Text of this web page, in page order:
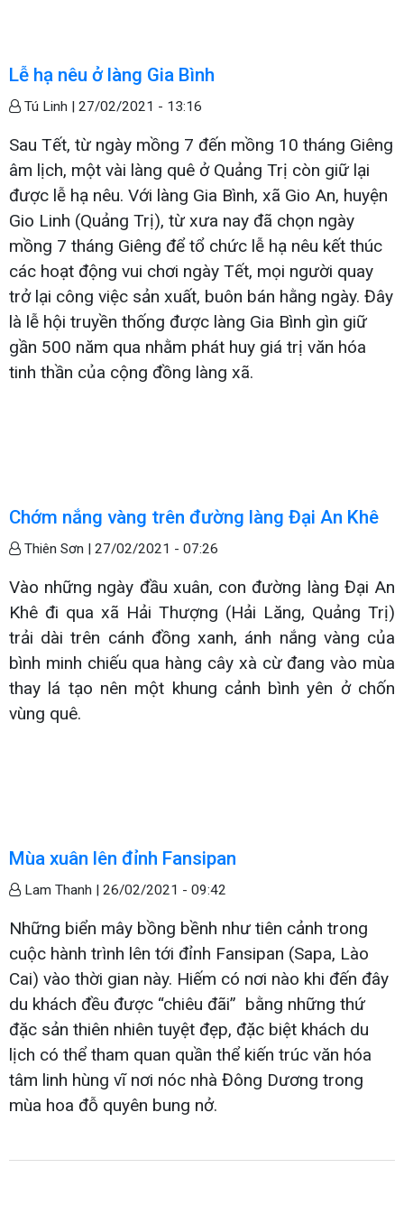
Lễ hạ nêu ở làng Gia Bình
Tú Linh | 27/02/2021 - 13:16
Sau Tết, từ ngày mồng 7 đến mồng 10 tháng Giêng
âm lịch, một vài làng quê ở Quảng Trị còn giữ lại
được lễ hạ nêu. Với làng Gia Bình, xã Gio An, huyện
Gio Linh (Quảng Trị), từ xưa nay đã chọn ngày
mồng 7 tháng Giêng để tổ chức lễ hạ nêu kết thúc
các hoạt động vui chơi ngày Tết, mọi người quay
trở lại công việc sản xuất, buôn bán hằng ngày. Đây
là lễ hội truyền thống được làng Gia Bình gìn giữ
gần 500 năm qua nhằm phát huy giá trị văn hóa
tinh thần của cộng đồng làng xã.
Chớm nắng vàng trên đường làng Đại An Khê
Thiên Sơn | 27/02/2021 - 07:26
Vào những ngày đầu xuân, con đường làng Đại An
Khê đi qua xã Hải Thượng (Hải Lăng, Quảng Trị)
trải dài trên cánh đồng xanh, ánh nắng vàng của
bình minh chiếu qua hàng cây xà cừ đang vào mùa
thay lá tạo nên một khung cảnh bình yên ở chốn
vùng quê.
Mùa xuân lên đỉnh Fansipan
Lam Thanh | 26/02/2021 - 09:42
Những biển mây bồng bềnh như tiên cảnh trong
cuộc hành trình lên tới đỉnh Fansipan (Sapa, Lào
Cai) vào thời gian này. Hiếm có nơi nào khi đến đây
du khách đều được “chiêu đãi” bằng những thứ
đặc sản thiên nhiên tuyệt đẹp, đặc biệt khách du
lịch có thể tham quan quần thể kiến trúc văn hóa
tâm linh hùng vĩ nơi nóc nhà Đông Dương trong
mùa hoa đỗ quyên bung nở.